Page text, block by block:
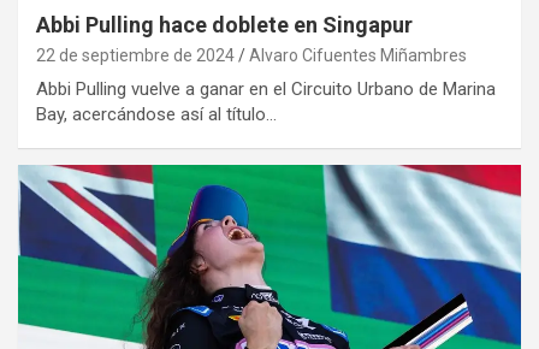
Abbi Pulling hace doblete en Singapur
22 de septiembre de 2024 Alvaro Cifuentes Miñambres
Abbi Pulling vuelve a ganar en el Circuito Urbano de Marina
Bay, acercándose así al título…